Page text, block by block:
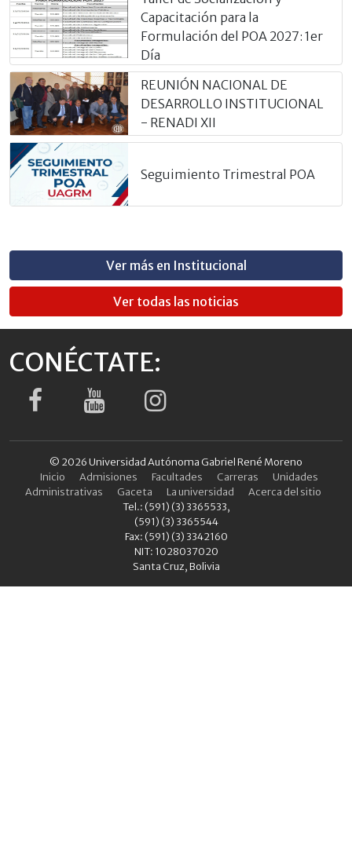
Capacitación para la
Formulación del POA 2027: 1er
Día
REUNIÓN NACIONAL DE
DESARROLLO INSTITUCIONAL
- RENADI XII
Seguimiento Trimestral POA
Ver más en Institucional
Ver todas las noticias
CONÉCTATE:
© 2026 Universidad Autónoma Gabriel René Moreno
Inicio
Admisiones Facultades Carreras
Unidades
Administrativas
Gaceta La universidad
Acerca del sitio
Tel.: (591) (3) 3365533,
(591) (3) 3365544
Fax: (591) (3) 3342160
NIT: 1028037020
Santa Cruz, Bolivia